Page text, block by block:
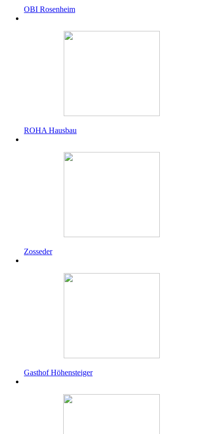
OBI Rosenheim
ROHA Hausbau
Zosseder
Gasthof Höhensteiger